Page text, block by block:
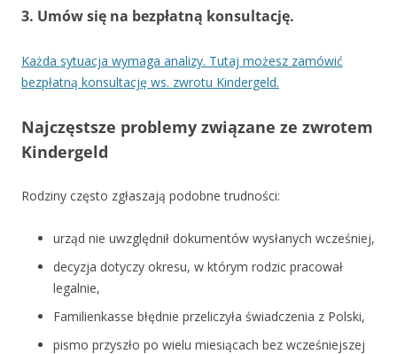
3. Umów się na bezpłatną konsultację.
Każda sytuacja wymaga analizy. Tutaj możesz zamówić
bezpłatną konsultację ws. zwrotu Kindergeld.
Najczęstsze problemy związane ze zwrotem
Kindergeld
Rodziny często zgłaszają podobne trudności:
urząd nie uwzględnił dokumentów wysłanych wcześniej,
decyzja dotyczy okresu, w którym rodzic pracował
legalnie,
Familienkasse błędnie przeliczyła świadczenia z Polski,
pismo przyszło po wielu miesiącach bez wcześniejszej